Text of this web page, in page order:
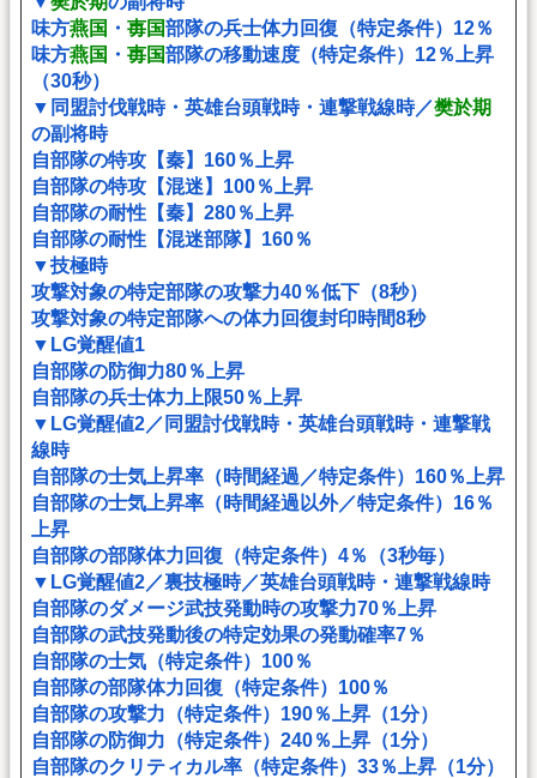
味方燕国 ・ 毐国部隊の兵士体力回復（特定条件）12％
味方燕国 ・ 毐国部隊の移動速度（特定条件）12％上昇
（30秒）
▼同盟討伐戦時・英雄台頭戦時・連撃戦線時／樊於期
の副将時
自部隊の特攻【秦】160％上昇
自部隊の特攻【混迷】100％上昇
自部隊の耐性【秦】280％上昇
自部隊の耐性【混迷部隊】160％
▼技極時
攻撃対象の特定部隊の攻撃力40％低下（8秒）
攻撃対象の特定部隊への体力回復封印時間8秒
▼LG覚醒値1
自部隊の防御力80％上昇
自部隊の兵士体力上限50％上昇
▼LG覚醒値2／同盟討伐戦時・英雄台頭戦時・連撃戦
線時
自部隊の士気上昇率（時間経過／特定条件）160％上昇
自部隊の士気上昇率（時間経過以外／特定条件）16％
上昇
自部隊の部隊体力回復（特定条件）4％（3秒毎）
▼LG覚醒値2／裏技極時／英雄台頭戦時・連撃戦線時
自部隊のダメージ武技発動時の攻撃力70％上昇
自部隊の武技発動後の特定効果の発動確率7％
自部隊の士気（特定条件）100％
自部隊の部隊体力回復（特定条件）100％
自部隊の攻撃力（特定条件）190％上昇（1分）
自部隊の防御力（特定条件）240％上昇（1分）
自部隊のクリティカル率（特定条件）33％上昇（1分）